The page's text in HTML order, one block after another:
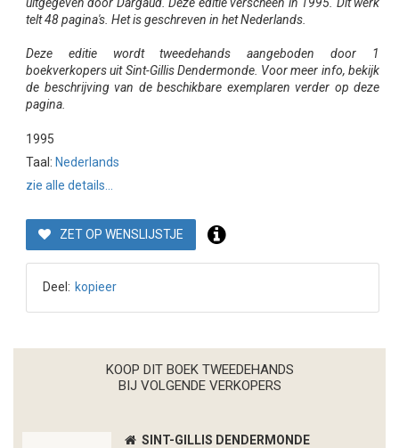
telt 48 pagina's. Het is geschreven in het Nederlands.
Deze editie wordt tweedehands aangeboden door 1
boekverkopers uit Sint-Gillis Dendermonde. Voor meer info, bekijk
de beschrijving van de beschikbare exemplaren verder op deze
pagina.
1995
Taal: Nederlands
zie alle details...
ZET OP WENSLIJSTJE
Deel: kopieer
KOOP DIT BOEK TWEEDEHANDS
BIJ VOLGENDE VERKOPERS
SINT-GILLIS DENDERMONDE